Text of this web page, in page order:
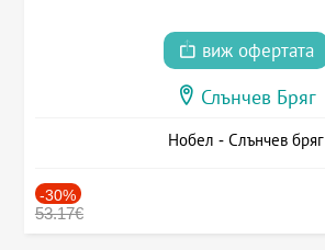
виж офертата
Слънчев Бряг
Нобел - Слънчев бряг
-30%
53.17€